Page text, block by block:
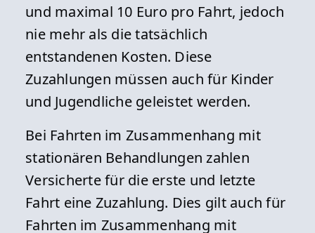
und maximal 10 Euro pro Fahrt, jedoch
nie mehr als die tatsächlich
entstandenen Kosten. Diese
Zuzahlungen müssen auch für Kinder
und Jugendliche geleistet werden.
Bei Fahrten im Zusammenhang mit
stationären Behandlungen zahlen
Versicherte für die erste und letzte
Fahrt eine Zuzahlung. Dies gilt auch für
Fahrten im Zusammenhang mit